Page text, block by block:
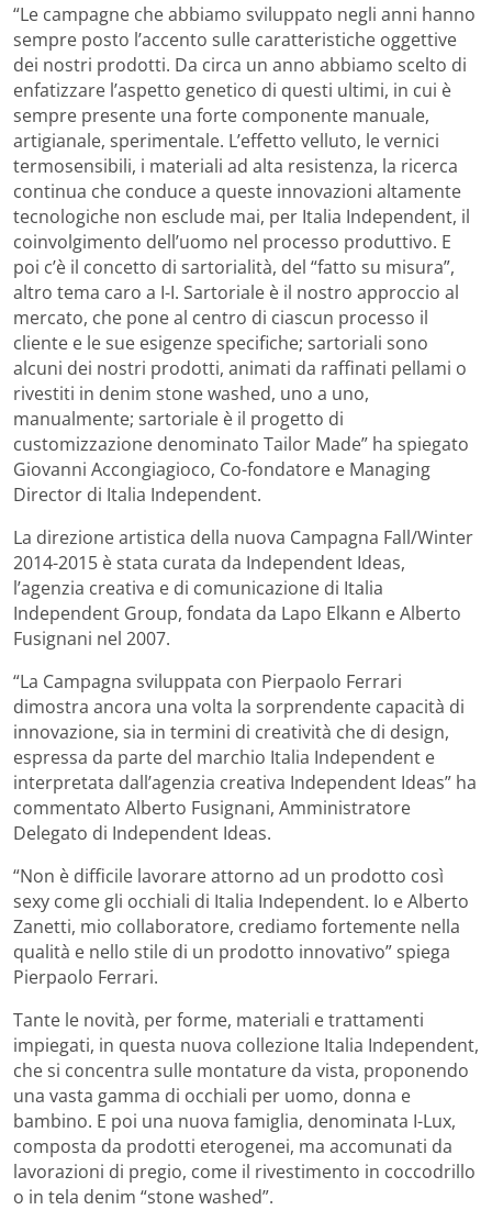
“Le campagne che abbiamo sviluppato negli anni hanno
sempre posto l’accento sulle caratteristiche oggettive
dei nostri prodotti. Da circa un anno abbiamo scelto di
enfatizzare l’aspetto genetico di questi ultimi, in cui è
sempre presente una forte componente manuale,
artigianale, sperimentale. L’effetto velluto, le vernici
termosensibili, i materiali ad alta resistenza, la ricerca
continua che conduce a queste innovazioni altamente
tecnologiche non esclude mai, per Italia Independent, il
coinvolgimento dell’uomo nel processo produttivo. E
poi c’è il concetto di sartorialità, del “fatto su misura”,
altro tema caro a I-I. Sartoriale è il nostro approccio al
mercato, che pone al centro di ciascun processo il
cliente e le sue esigenze specifiche; sartoriali sono
alcuni dei nostri prodotti, animati da raffinati pellami o
rivestiti in denim stone washed, uno a uno,
manualmente; sartoriale è il progetto di
customizzazione denominato Tailor Made” ha spiegato
Giovanni Accongiagioco, Co-fondatore e Managing
Director di Italia Independent.
La direzione artistica della nuova Campagna Fall/Winter
2014-2015 è stata curata da Independent Ideas,
l’agenzia creativa e di comunicazione di Italia
Independent Group, fondata da Lapo Elkann e Alberto
Fusignani nel 2007.
“La Campagna sviluppata con Pierpaolo Ferrari
dimostra ancora una volta la sorprendente capacità di
innovazione, sia in termini di creatività che di design,
espressa da parte del marchio Italia Independent e
interpretata dall’agenzia creativa Independent Ideas” ha
commentato Alberto Fusignani, Amministratore
Delegato di Independent Ideas.
“Non è difficile lavorare attorno ad un prodotto così
sexy come gli occhiali di Italia Independent. Io e Alberto
Zanetti, mio collaboratore, crediamo fortemente nella
qualità e nello stile di un prodotto innovativo” spiega
Pierpaolo Ferrari.
Tante le novità, per forme, materiali e trattamenti
impiegati, in questa nuova collezione Italia Independent,
che si concentra sulle montature da vista, proponendo
una vasta gamma di occhiali per uomo, donna e
bambino. E poi una nuova famiglia, denominata I-Lux,
composta da prodotti eterogenei, ma accomunati da
lavorazioni di pregio, come il rivestimento in coccodrillo
o in tela denim “stone washed”.